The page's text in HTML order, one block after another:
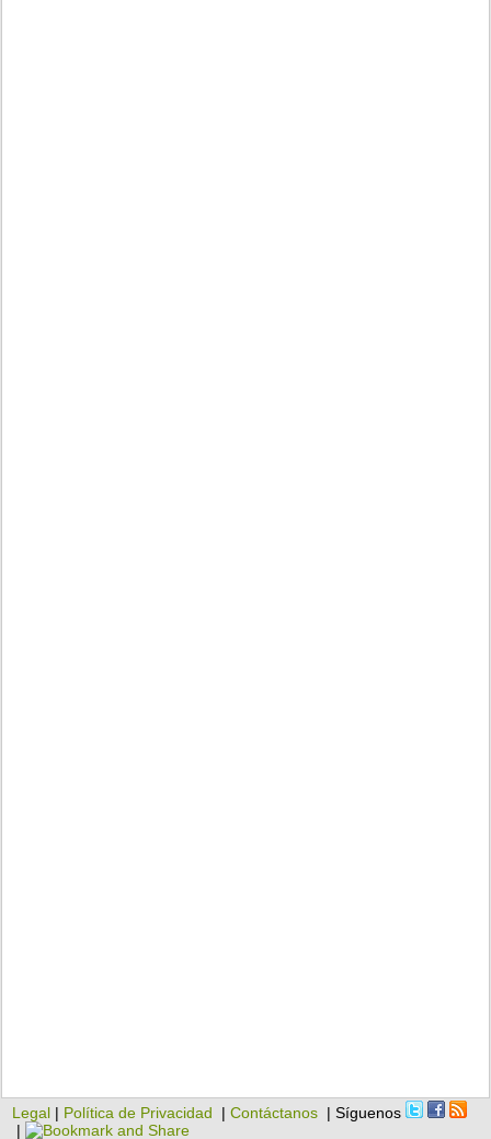
Legal | Política de Privacidad |Contáctanos | Síguenos
|